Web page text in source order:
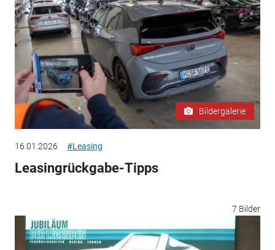
Bildergalerie
16.01.2026 #Leasing
Leasingrückgabe-Tipps
7 Bilder